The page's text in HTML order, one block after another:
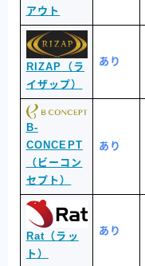
アウト
RIZAP（ラ
イザップ）
あり
B-
CONCEPT
（ビーコン
セプト）
あり
Rat（ラッ
ト）
あり